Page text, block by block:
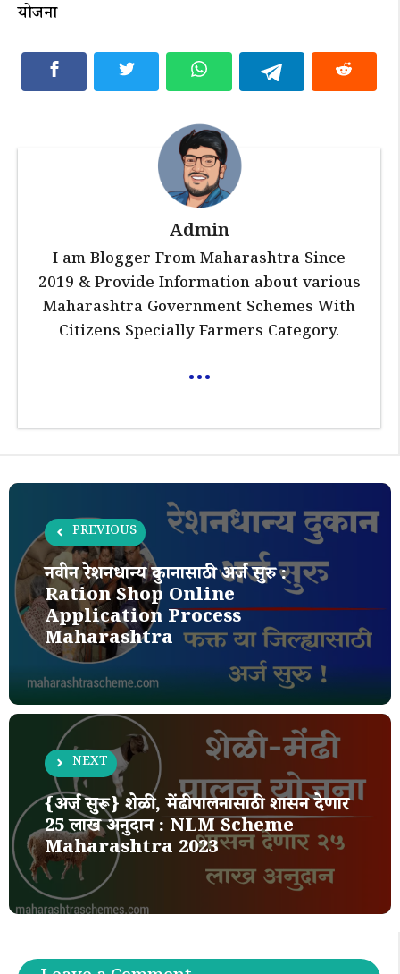
योजना
Admin
I am Blogger From Maharashtra Since
2019 & Provide Information about various
Maharashtra Government Schemes With
Citizens Specially Farmers Category.
...
PREVIOUS
नवीन रेशनधान्य दुकानासाठी अर्ज सुरु :
Ration Shop Online
Application Process
Maharashtra
NEXT
{अर्ज सुरू} शेळी, मेंढीपालनासाठी शासन देणार
25 लाख अनुदान : NLM Scheme
Maharashtra 2023